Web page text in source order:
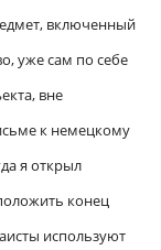
включенный
уже сам по себе
вне
к немецкому
я открыл
конец
используют